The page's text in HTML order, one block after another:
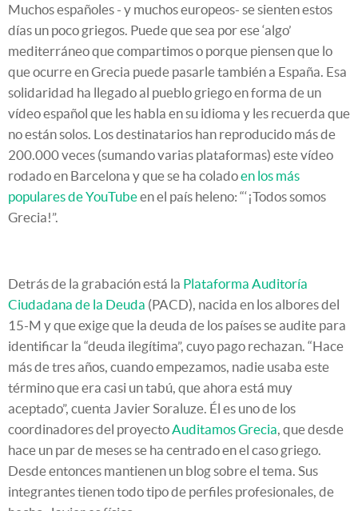
Muchos españoles - y muchos europeos- se sienten estos
días un poco griegos. Puede que sea por ese ‘algo’
mediterráneo que compartimos o porque piensen que lo
que ocurre en Grecia puede pasarle también a España. Esa
solidaridad ha llegado al pueblo griego en forma de un
vídeo español que les habla en su idioma y les recuerda que
no están solos. Los destinatarios han reproducido más de
200.000 veces (sumando varias plataformas) este vídeo
rodado en Barcelona y que se ha coladoen los más
populares de YouTubeen el país heleno: “‘¡Todos somos
Grecia!”.
Detrás de la grabación está la Plataforma Auditoría
Ciudadana de la Deuda (PACD), nacida en los albores del
15-M y que exige que la deuda de los países se audite para
identificar la “deuda ilegítima”, cuyo pago rechazan. “Hace
más de tres años, cuando empezamos, nadie usaba este
término que era casi un tabú, que ahora está muy
aceptado”, cuenta Javier Soraluze. Él es uno de los
coordinadores del proyecto Auditamos Grecia , que desde
hace un par de meses se ha centrado en el caso griego.
Desde entonces mantienen un blog sobre el tema. Sus
integrantes tienen todo tipo de perfiles profesionales, de